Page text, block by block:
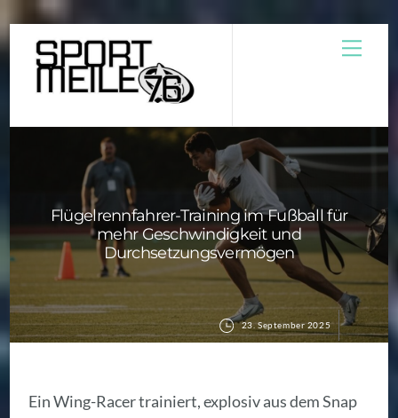
Skip
content
23. September 2025
Flügelrennfahrer-Training im Fußball für
mehr Geschwindigkeit und
Durchsetzungsvermögen
Ein Wing-Racer trainiert, explosiv aus dem Snap